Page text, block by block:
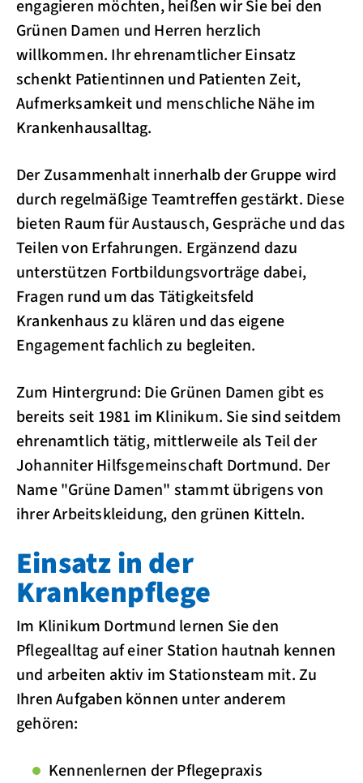
engagieren möchten, heißen wir Sie bei den
Grünen Damen und Herren herzlich
willkommen. Ihr ehrenamtlicher Einsatz
schenkt Patientinnen und Patienten Zeit,
Aufmerksamkeit und menschliche Nähe im
Krankenhausalltag.
Der Zusammenhalt innerhalb der Gruppe wird
durch regelmäßige Teamtreffen gestärkt. Diese
bieten Raum für Austausch, Gespräche und das
Teilen von Erfahrungen. Ergänzend dazu
unterstützen Fortbildungsvorträge dabei,
Fragen rund um das Tätigkeitsfeld
Krankenhaus zu klären und das eigene
Engagement fachlich zu begleiten.
Zum Hintergrund: Die Grünen Damen gibt es
bereits seit 1981 im Klinikum. Sie sind seitdem
ehrenamtlich tätig, mittlerweile als Teil der
Johanniter Hilfsgemeinschaft Dortmund. Der
Name "Grüne Damen" stammt übrigens von
ihrer Arbeitskleidung, den grünen Kitteln.
Einsatz in der
Krankenpflege
Im Klinikum Dortmund lernen Sie den
Pflegealltag auf einer Station hautnah kennen
und arbeiten aktiv im Stationsteam mit. Zu
Ihren Aufgaben können unter anderem
gehören:
Kennenlernen der Pflegepraxis